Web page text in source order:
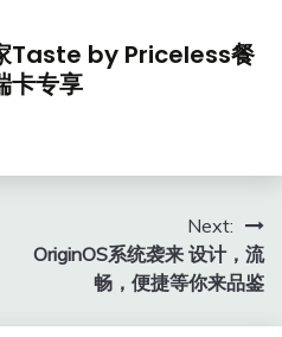
Taste by Priceless餐
卡专享
Next:
OriginOS系统袭来 设计，流
畅，便捷等你来品鉴